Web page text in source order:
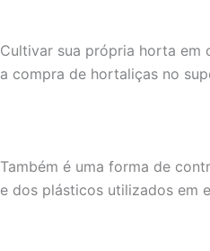
Cultivar sua própria horta em
a compra de hortaliças no
Também é uma forma de
e dos plásticos utilizados em